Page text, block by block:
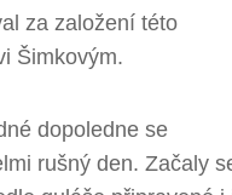
za založení této
Šimkovým.
dopoledne se
rušný den. Začaly